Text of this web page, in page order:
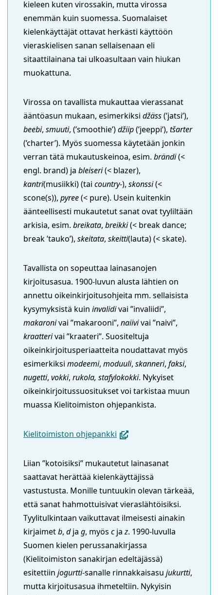
kieleen kuten virossakin, mutta virossa
enemmän kuin suomessa. Suomalaiset
kielenkäyttäjät ottavat herkästi käyttöön
vieraskielisen sanan sellaisenaan eli
sitaattilainana tai ulkoasultaan vain hiukan
muokattuna.
Virossa on tavallista mukauttaa vierassanat
ääntöasun mukaan, esimerkiksi džäss(’jatsi’),
beebi, smuuti, (’smoothie’)džiip(’jeeppi’), tšarter
(’charter’). Myös suomessa käytetään jonkin
verran tätä mukautuskeinoa, esim. brändi(<
engl. brand) ja bleiseri(< blazer),
kantri(musiikki) (tai country-), skonssi(<
scone(s)), pyree(< pure). Usein kuitenkin
äänteellisesti mukautetut sanat ovat tyyliltään
arkisia, esim. breikata, breikki(< break dance;
break ’tauko’), skeitata, skeitti(lauta) (< skate).
Tavallista on sopeuttaa lainasanojen
kirjoitusasua. 1900-luvun alusta lähtien on
annettu oikeinkirjoitusohjeita mm. sellaisista
kysymyksistä kuin invalidivai ”invaliidi”,
makaronivai ”makarooni”, naiivivai ”naivi”,
kraatterivai ”kraateri”. Suositeltuja
oikeinkirjoitusperiaatteita noudattavat myös
esimerkiksi modeemi, moduuli, skanneri, faksi,
nugetti, vokki, rukola, stafylokokki. Nykyiset
oikeinkirjoitussuositukset voi tarkistaa muun
muassa Kielitoimiston ohjepankista.
Kielitoimiston ohjepankki (avautuu
ikkunaan,
siirryt
toiseen
palveluun)
Liian ”kotoisiksi” mukautetut lainasanat
saattavat herättää kielenkäyttäjissä
vastustusta. Monille tuntuukin olevan tärkeää,
että sanat hahmottuisivat vieraslähtöisiksi.
Tyylitulkintaan vaikuttavat ilmeisesti ainakin
kirjaimetb, dja g, myös cjaz. 1990-luvulla
Suomen kielen perussanakirjassa
(Kielitoimiston sanakirjan edeltäjässä)
esitettiin jogurtti-sanalle rinnakkaisasu jukurtti,
mutta kirjoitusasua ihmeteltiin. Nykyisin